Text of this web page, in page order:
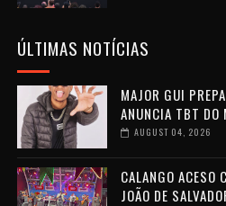
ÚLTIMAS NOTÍCIAS
MAJOR GUI
ANUNCIA TBT DO
AUGUST 04, 2026
CALANGO ACESO
JOÃO DE